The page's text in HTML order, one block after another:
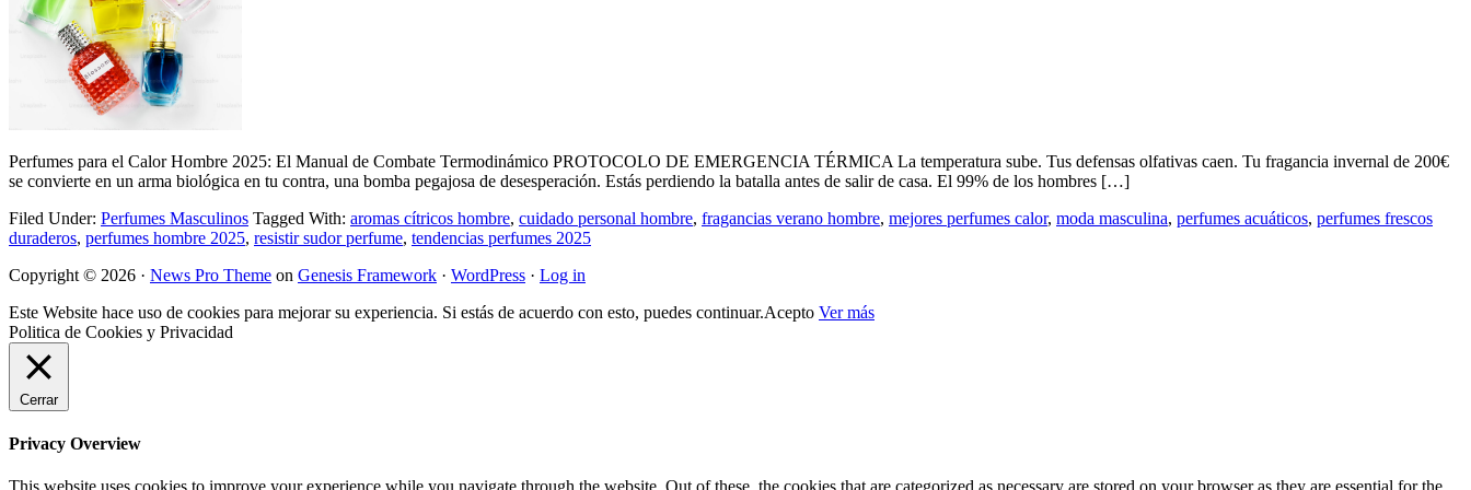
Perfumes para el Calor Hombre 2025: El Manual de Combate Termodinámico PROTOCOLO DE EMERGENCIA TÉRMICA La temperatura sube. Tus defensas olfativas caen. Tu fragancia invernal de 200€
se convierte en un arma biológica en tu contra, una bomba pegajosa de desesperación. Estás perdiendo la batalla antes de salir de casa. El 99% de los hombres […]
Filed Under: Perfumes Masculinos Tagged With: aromas cítricos hombre, cuidado personal hombre, fragancias verano hombre, mejores perfumes calor, moda masculina, perfumes acuáticos, perfumes frescos
duraderos, perfumes hombre 2025, resistir sudor perfume, tendencias perfumes 2025
Copyright © 2026 · News Pro Theme on Genesis Framework · WordPress · Log in
Este Website hace uso de cookies para mejorar su experiencia. Si estás de acuerdo con esto, puedes continuar.Acepto Ver más
Politica de Cookies y Privacidad
Cerrar
Privacy Overview